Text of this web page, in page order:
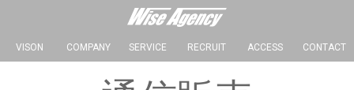
VISON COMPANY SERVICE RECRUIT ACCESS CONTACT